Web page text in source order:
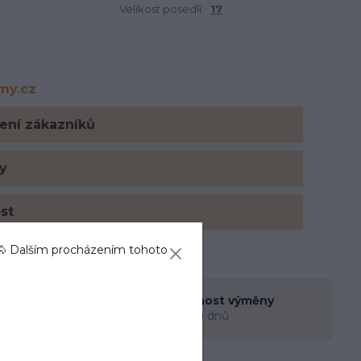
Velikost posedlí:
17
zákazníků
Možnost výměny
do 30 dnů
Dalším procházením tohoto